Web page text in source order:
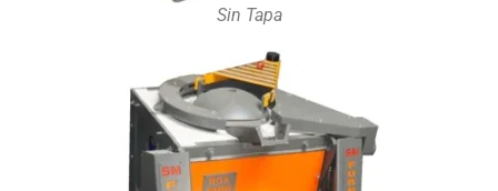
Sin Tapa